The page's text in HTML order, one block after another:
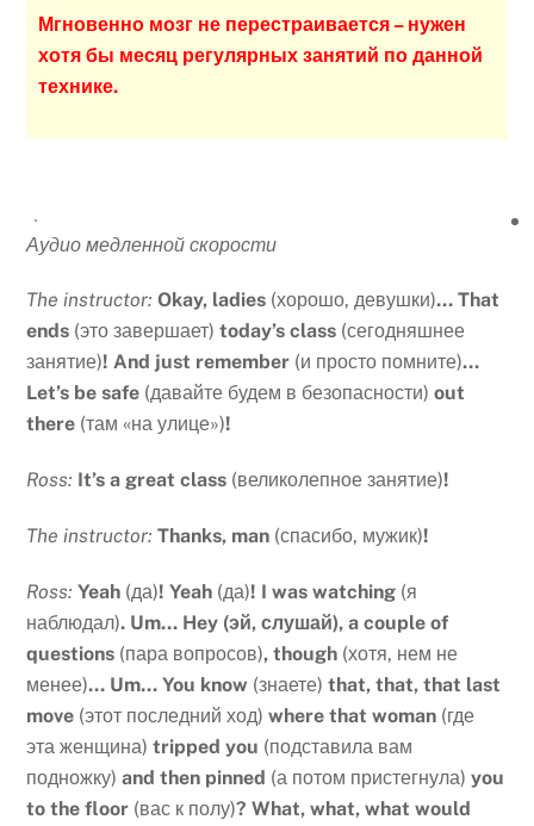
Мгновенно мозг не перестраивается – нужен
хотя бы месяц регулярных занятий по данной
технике.
Аудио медленной скорости
The instructor:Okay, ladies (хорошо, девушки)… That
ends (это завершает) today’s class (сегодняшнее
занятие)! And just remember (и просто помните)…
Let’s be safe (давайте будем в безопасности)out
there (там «на улице»)!
Ross: It’s a great class (великолепное занятие)!
The instructor:Thanks, man (спасибо, мужик)!
Ross:Yeah (да)! Yeah (да)! I was watching (я
наблюдал). Um… Hey (эй, слушай), a couple of
questions (пара вопросов), though (хотя, нем не
менее)… Um… You know (знаете) that, that, that last
move (этот последний ход) where that woman (где
эта женщина) tripped you (подставила вам
подножку) and then pinned (а потом пристегнула) you
to the floor (вас к полу)? What, what, what would